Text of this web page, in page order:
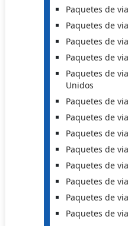
Paquetes de
Paquetes de
Paquetes de
Paquetes de
Paquetes de
Unidos
Paquetes de
Paquetes de
Paquetes de
Paquetes de
Paquetes de
Paquetes de
Paquetes de
Paquetes de